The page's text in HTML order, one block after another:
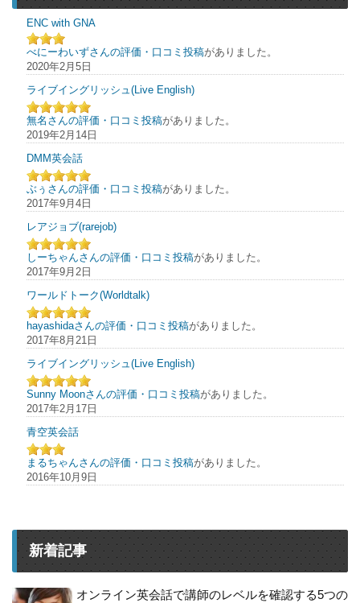
ENC with GNA
べにーわいずさんの評価・口コミ投稿がありました。
2020年2月5日
ライブイングリッシュ(Live English)
無名さんの評価・口コミ投稿がありました。
2019年2月14日
DMM英会話
ぶぅさんの評価・口コミ投稿がありました。
2017年9月4日
レアジョブ(rarejob)
しーちゃんさんの評価・口コミ投稿がありました。
2017年9月2日
ワールドトーク(Worldtalk)
hayashidaさんの評価・口コミ投稿がありました。
2017年8月21日
ライブイングリッシュ(Live English)
Sunny Moonさんの評価・口コミ投稿がありました。
2017年2月17日
青空英会話
まるちゃんさんの評価・口コミ投稿がありました。
2016年10月9日
新着記事
オンライン英会話で講師のレベルを確認する5つの